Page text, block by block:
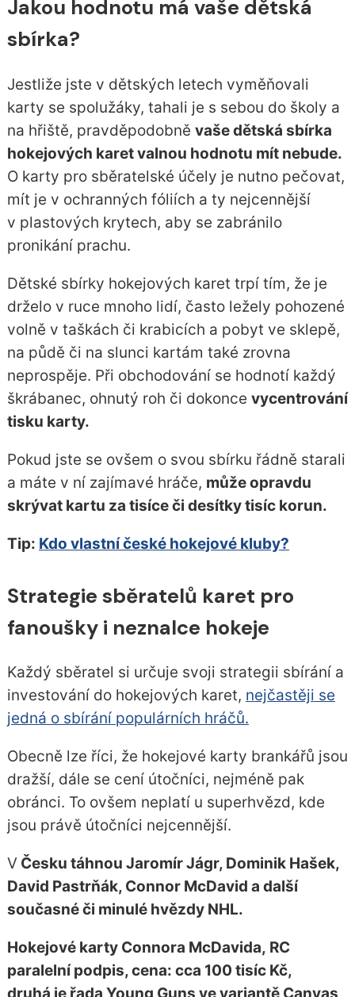
Jakou hodnotu má vaše dětská
sbírka?
Jestliže jste v dětských letech vyměňovali
karty se spolužáky, tahali je s sebou do školy a
na hřiště, pravděpodobně vaše dětská sbírka
hokejových karet valnou hodnotu mít nebude.
O karty pro sběratelské účely je nutno pečovat,
mít je v ochranných fóliích a ty nejcennější
v plastových krytech, aby se zabránilo
pronikání prachu.
Dětské sbírky hokejových karet trpí tím, že je
drželo v ruce mnoho lidí, často ležely pohozené
volně v taškách či krabicích a pobyt ve sklepě,
na půdě či na slunci kartám také zrovna
neprospěje. Při obchodování se hodnotí každý
škrábanec, ohnutý roh či dokonce vycentrování
tisku karty.
Pokud jste se ovšem o svou sbírku řádně starali
a máte v ní zajímavé hráče, může opravdu
skrývat kartu za tisíce či desítky tisíc korun.
Tip: Kdo vlastní české hokejové kluby?
Strategie sběratelů karet pro
fanoušky i neznalce hokeje
Každý sběratel si určuje svoji strategii sbírání a
investování do hokejových karet, nejčastěji se
jedná o sbírání populárních hráčů.
Obecně lze říci, že hokejové karty brankářů jsou
dražší, dále se cení útočníci, nejméně pak
obránci. To ovšem neplatí u superhvězd, kde
jsou právě útočníci nejcennější.
VČesku táhnou Jaromír Jágr, Dominik Hašek,
David Pastrňák, Connor McDavid a další
současné či minulé hvězdy NHL.
Hokejové karty Connora McDavida, RC
paralelní podpis, cena: cca 100 tisíc Kč,
druhá je řada Young Guns ve variantě Canvas,